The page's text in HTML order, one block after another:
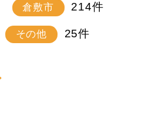
倉敷市 214件
その他 25件